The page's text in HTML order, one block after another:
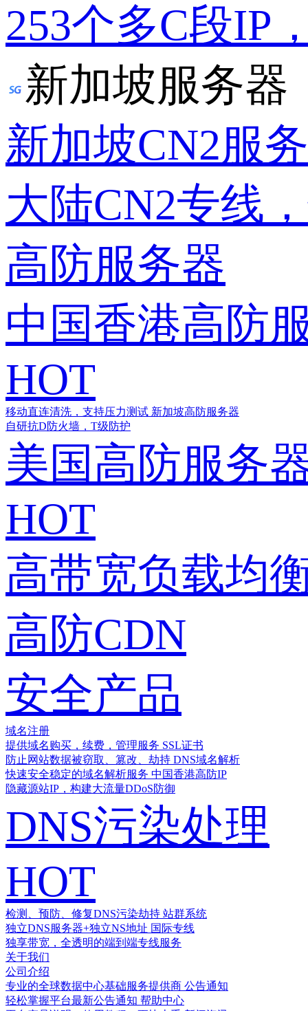
253个多C段IP
新加坡服务器
新加坡CN2服
大陆CN2专线
高防服务器
中国香港高防
HOT
移动直连清洗，支持压力测试 新加坡高防服务器
自研抗D防火墙，T级防护
美国高防服务
HOT
高带宽负载均
高防CDN
安全产品
域名注册
提供域名购买，续费，管理服务 SSL证书
防止网站数据被窃取、篡改、劫持 DNS域名解析
快速安全稳定的域名解析服务 中国香港高防IP
隐藏源站IP，构建大流量DDoS防御
DNS污染处理
HOT
检测、预防、修复DNS污染劫持 站群系统
独立DNS服务器+独立NS地址 国际专线
独享带宽，全透明的端到端专线服务
关于我们
公司介绍
专业的全球数据中心基础服务提供商 公告通知
轻松掌握平台最新公告通知 帮助中心